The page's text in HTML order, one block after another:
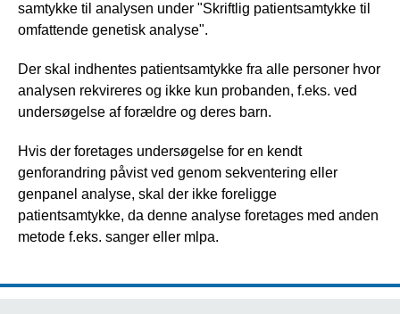
samtykke til analysen under "Skriftlig patientsamtykke til
omfattende genetisk analyse".
Der skal indhentes patientsamtykke fra alle personer hvor
analysen rekvireres og ikke kun probanden, f.eks. ved
undersøgelse af forældre og deres barn.
Hvis der foretages undersøgelse for en kendt
genforandring påvist ved genom sekventering eller
genpanel analyse, skal der ikke foreligge
patientsamtykke, da denne analyse foretages med anden
metode f.eks. sanger eller mlpa.